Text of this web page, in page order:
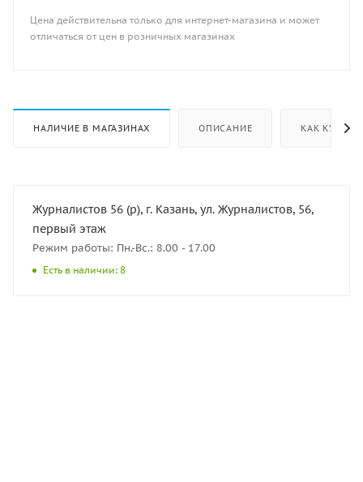
Цена действительна только для интернет-магазина и может
отличаться от цен в розничных магазинах
НАЛИЧИЕ В МАГАЗИНАХ ОПИСАНИЕ КАК КУПИТЬ
Журналистов 56 (р), г. Казань, ул. Журналистов, 56,
первый этаж
Режим работы: Пн.-Вс.: 8.00 - 17.00
Есть в наличии: 8